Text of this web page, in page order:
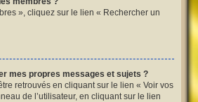
», cliquez sur le lien « Rechercher un
mes propres messages et sujets ?
retrouvés en cliquant sur le lien « Voir vos
de l’utilisateur, en cliquant sur le lien